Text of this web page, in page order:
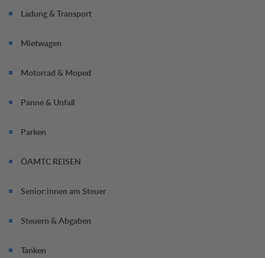
Ladung & Transport
Mietwagen
Motorrad & Moped
Panne & Unfall
Parken
ÖAMTC REISEN
Senior:innen am Steuer
Steuern & Abgaben
Tanken